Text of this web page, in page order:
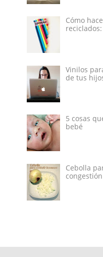
Cómo
Vinilos
de tus
5 cosas
bebé
Cebolla